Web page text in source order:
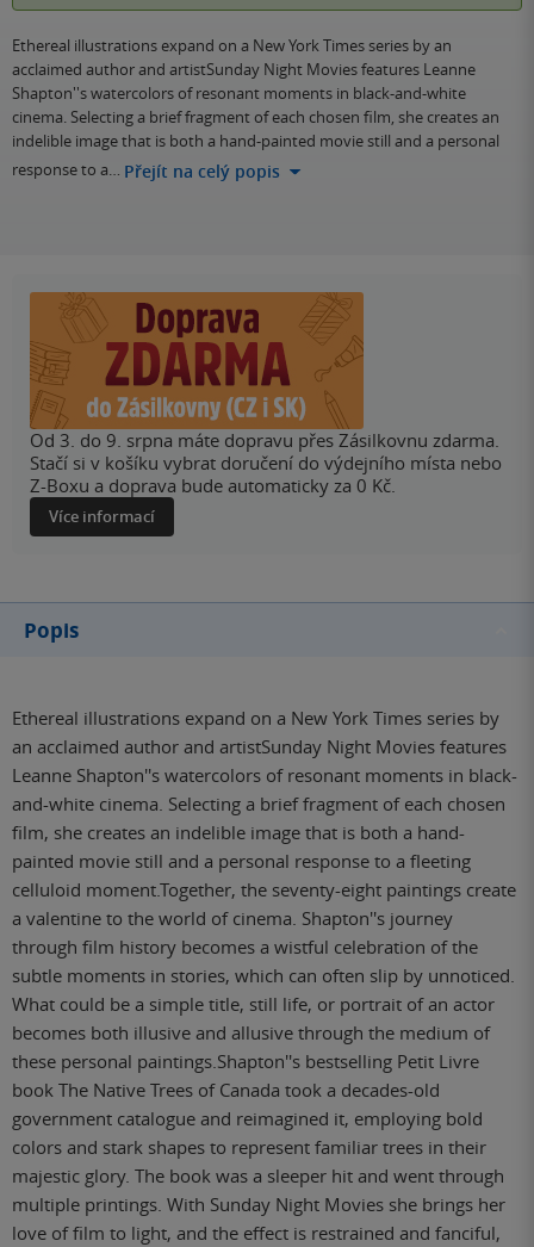
Ethereal illustrations expand on a New York Times series by an
acclaimed author and artistSunday Night Movies features Leanne
Shapton''s watercolors of resonant moments in black-and-white
cinema. Selecting a brief fragment of each chosen film, she creates an
indelible image that is both a hand-painted movie still and a personal
response to a… Přejít na celý popis
Od 3. do 9. srpna máte dopravu přes Zásilkovnu zdarma.
Stačí si v košíku vybrat doručení do výdejního místa nebo
Z-Boxu a doprava bude automaticky za 0 Kč.
Více informací
Popis
Ethereal illustrations expand on a New York Times series by
an acclaimed author and artistSunday Night Movies features
Leanne Shapton''s watercolors of resonant moments in black-
and-white cinema. Selecting a brief fragment of each chosen
film, she creates an indelible image that is both a hand-
painted movie still and a personal response to a fleeting
celluloid moment.Together, the seventy-eight paintings create
a valentine to the world of cinema. Shapton''s journey
through film history becomes a wistful celebration of the
subtle moments in stories, which can often slip by unnoticed.
What could be a simple title, still life, or portrait of an actor
becomes both illusive and allusive through the medium of
these personal paintings.Shapton''s bestselling Petit Livre
book The Native Trees of Canada took a decades-old
government catalogue and reimagined it, employing bold
colors and stark shapes to represent familiar trees in their
majestic glory. The book was a sleeper hit and went through
multiple printings. With Sunday Night Movies she brings her
love of film to light, and the effect is restrained and fanciful,